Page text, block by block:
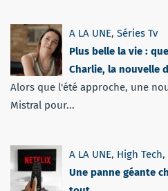
A LA UNE, Séries Tv
Plus belle la vie :
Charlie, la nouvelle
Alors que l'été approche, une
Mistral pour...
A LA UNE, High Tech,
Une panne géante